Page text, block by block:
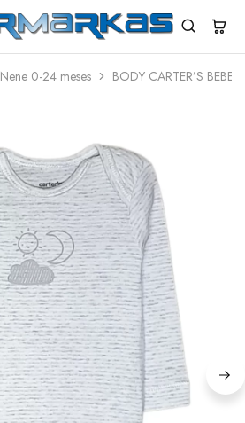
Nene 0-24 meses BODY CARTER’S BEBE